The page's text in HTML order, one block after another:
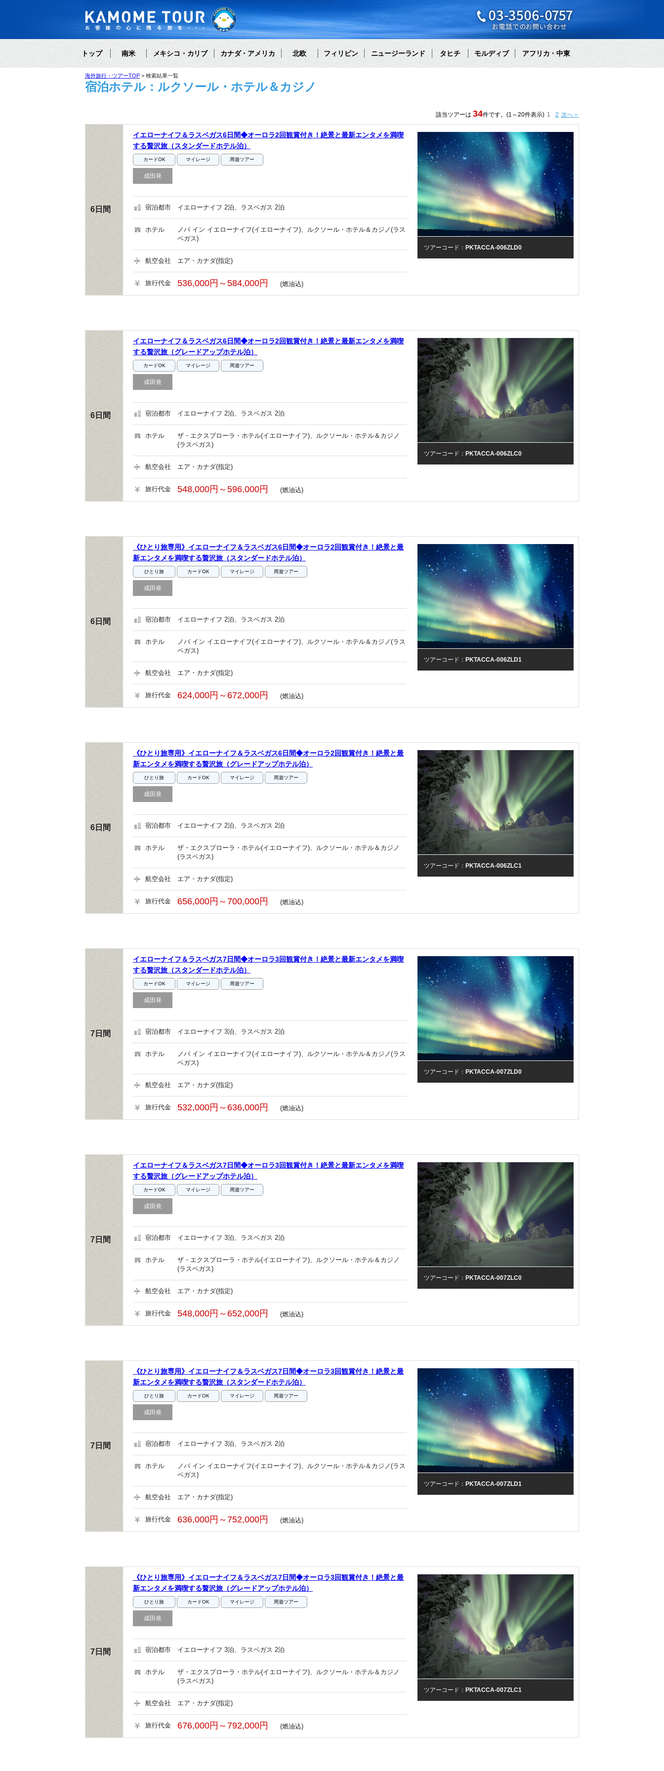
トップ 南米 メキシコ・カリブ カナダ・アメリカ 北欧 フィリピン ニュージーランド タヒチ モルディブ アフリカ・中東
海外旅行・ツアーTOP 検索結果一覧
宿泊ホテル：ルクソール・ホテル＆カジノ
該当ツアーは 34件です。(1～20件表示) 1 2 次へ＞
6日間
イエローナイフ＆ラスベガス6日間◆オーロラ2回観賞付き！絶景と最新エンタメを満喫
する贅沢旅（スタンダードホテル泊）
カードOK マイレージ 周遊ツアー
成田発
宿泊都市 イエローナイフ 2泊、ラスベガス 2泊
ホテル
ノバ イン イエローナイフ(イエローナイフ)、ルクソール・ホテル＆カジノ(ラス
ベガス)
航空会社 エア・カナダ(指定)
旅行代金 536,000円～584,000円 (燃油込)
ツアーコード：PKTACCA-006ZLD0
6日間
イエローナイフ＆ラスベガス6日間◆オーロラ2回観賞付き！絶景と最新エンタメを満喫
する贅沢旅（グレードアップホテル泊）
カードOK マイレージ 周遊ツアー
成田発
宿泊都市 イエローナイフ 2泊、ラスベガス 2泊
ホテル
ザ・エクスプローラ・ホテル(イエローナイフ)、ルクソール・ホテル＆カジノ
(ラスベガス)
航空会社 エア・カナダ(指定)
旅行代金 548,000円～596,000円 (燃油込)
ツアーコード：PKTACCA-006ZLC0
6日間
《ひとり旅専用》イエローナイフ＆ラスベガス6日間◆オーロラ2回観賞付き！絶景と最
新エンタメを満喫する贅沢旅（スタンダードホテル泊）
ひとり旅 カードOK マイレージ 周遊ツアー
成田発
宿泊都市 イエローナイフ 2泊、ラスベガス 2泊
ホテル
ノバ イン イエローナイフ(イエローナイフ)、ルクソール・ホテル＆カジノ(ラス
ベガス)
航空会社 エア・カナダ(指定)
旅行代金 624,000円～672,000円 (燃油込)
ツアーコード：PKTACCA-006ZLD1
6日間
《ひとり旅専用》イエローナイフ＆ラスベガス6日間◆オーロラ2回観賞付き！絶景と最
新エンタメを満喫する贅沢旅（グレードアップホテル泊）
ひとり旅 カードOK マイレージ 周遊ツアー
成田発
宿泊都市 イエローナイフ 2泊、ラスベガス 2泊
ホテル
ザ・エクスプローラ・ホテル(イエローナイフ)、ルクソール・ホテル＆カジノ
(ラスベガス)
航空会社 エア・カナダ(指定)
旅行代金 656,000円～700,000円 (燃油込)
ツアーコード：PKTACCA-006ZLC1
7日間
イエローナイフ＆ラスベガス7日間◆オーロラ3回観賞付き！絶景と最新エンタメを満喫
する贅沢旅（スタンダードホテル泊）
カードOK マイレージ 周遊ツアー
成田発
宿泊都市 イエローナイフ 3泊、ラスベガス 2泊
ホテル
ノバ イン イエローナイフ(イエローナイフ)、ルクソール・ホテル＆カジノ(ラス
ベガス)
航空会社 エア・カナダ(指定)
旅行代金 532,000円～636,000円 (燃油込)
ツアーコード：PKTACCA-007ZLD0
7日間
イエローナイフ＆ラスベガス7日間◆オーロラ3回観賞付き！絶景と最新エンタメを満喫
する贅沢旅（グレードアップホテル泊）
カードOK マイレージ 周遊ツアー
成田発
宿泊都市 イエローナイフ 3泊、ラスベガス 2泊
ホテル
ザ・エクスプローラ・ホテル(イエローナイフ)、ルクソール・ホテル＆カジノ
(ラスベガス)
航空会社 エア・カナダ(指定)
旅行代金 548,000円～652,000円 (燃油込)
ツアーコード：PKTACCA-007ZLC0
7日間
《ひとり旅専用》イエローナイフ＆ラスベガス7日間◆オーロラ3回観賞付き！絶景と最
新エンタメを満喫する贅沢旅（スタンダードホテル泊）
ひとり旅 カードOK マイレージ 周遊ツアー
成田発
宿泊都市 イエローナイフ 3泊、ラスベガス 2泊
ホテル
ノバ イン イエローナイフ(イエローナイフ)、ルクソール・ホテル＆カジノ(ラス
ベガス)
航空会社 エア・カナダ(指定)
旅行代金 636,000円～752,000円 (燃油込)
ツアーコード：PKTACCA-007ZLD1
7日間
《ひとり旅専用》イエローナイフ＆ラスベガス7日間◆オーロラ3回観賞付き！絶景と最
新エンタメを満喫する贅沢旅（グレードアップホテル泊）
ひとり旅 カードOK マイレージ 周遊ツアー
成田発
宿泊都市 イエローナイフ 3泊、ラスベガス 2泊
ホテル
ザ・エクスプローラ・ホテル(イエローナイフ)、ルクソール・ホテル＆カジノ
(ラスベガス)
航空会社 エア・カナダ(指定)
旅行代金 676,000円～792,000円 (燃油込)
ツアーコード：PKTACCA-007ZLC1